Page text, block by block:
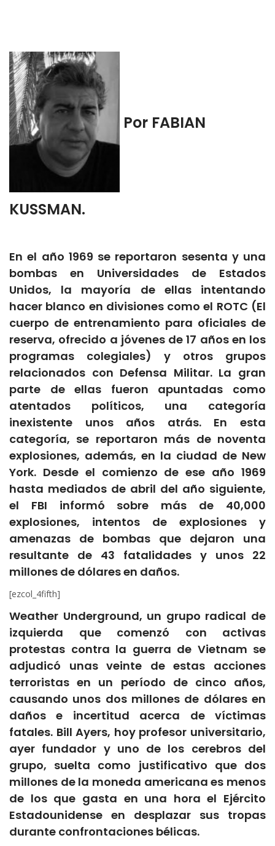
Por FABIAN
KUSSMAN.
En el año 1969 se reportaron sesenta y una
bombas en Universidades de Estados
Unidos, la mayoría de ellas intentando
hacer blanco en divisiones como el ROTC (El
cuerpo de entrenamiento para oficiales de
reserva, ofrecido a jóvenes de 17 años en los
programas colegiales) y otros grupos
relacionados con Defensa Militar. La gran
parte de ellas fueron apuntadas como
atentados políticos, una categoría
inexistente unos años atrás. En esta
categoría, se reportaron más de noventa
explosiones, además, en la ciudad de New
York. Desde el comienzo de ese año 1969
hasta mediados de abril del año siguiente,
el FBI informó sobre más de 40,000
explosiones, intentos de explosiones y
amenazas de bombas que dejaron una
resultante de 43 fatalidades y unos 22
millones de dólares en daños.
[ezcol_4fifth]
Weather Underground, un grupo radical de
izquierda que comenzó con activas
protestas contra la guerra de Vietnam se
adjudicó unas veinte de estas acciones
terroristas en un período de cinco años,
causando unos dos millones de dólares en
daños e incertitud acerca de víctimas
fatales. Bill Ayers, hoy profesor universitario,
ayer fundador y uno de los cerebros del
grupo, suelta como justificativo que dos
millones de la moneda americana es menos
de los que gasta en una hora el Ejército
Estadounidense en desplazar sus tropas
durante confrontaciones bélicas.